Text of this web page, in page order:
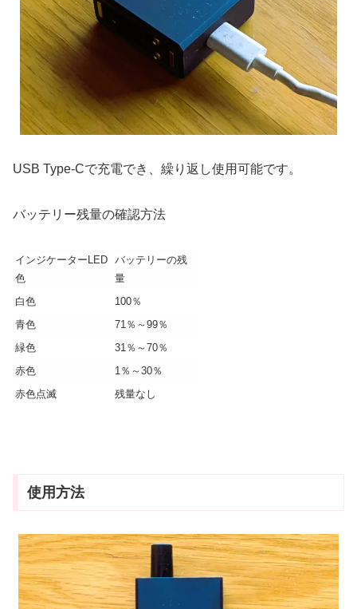
USB Type-Cで充電でき、繰り返し使用可能です。
バッテリー残量の確認方法
インジケーターLED
色
バッテリーの残
量
白色
100％
青色
71％～99％
緑色
31％～70％
赤色
1％～30％
赤色点滅
残量なし
使用方法